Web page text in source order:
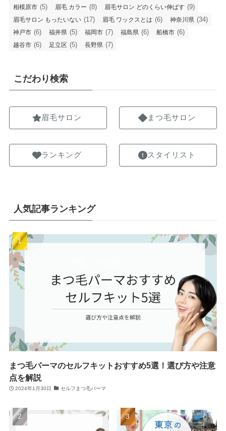
相模原市 (5) 眉毛 カラー (8) 眉毛サロン どのくらい伸ばす (9)
眉毛サロン もったいない (17) 眉毛 ワックスとは (6) 神奈川県 (34)
神戸市 (6) 福井県 (5) 福岡市 (7) 福島県 (6) 船橋市 (6)
越谷市 (6) 足立区 (5) 長野県 (7)
こだわり検索
眉毛サロン
ランキング
まつ毛サロン
スタイリスト
人気記事ランキング
まつ毛パーマのセルフキットおすすめ5選！選び方や注意
点を解説
2024年1月30日 セルフまつ毛パーマ